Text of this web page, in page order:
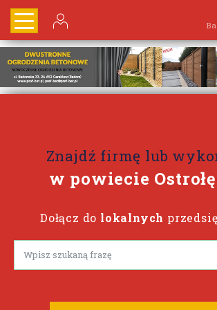
Znajdź firmę lub
w powiecie
Dołącz do lokalnych